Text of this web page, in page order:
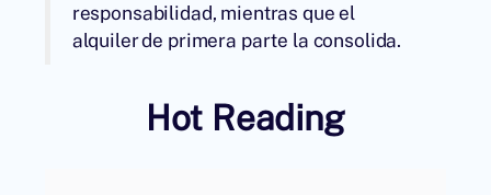
responsabilidad, mientras que el
alquiler de primera parte la consolida.
Hot Reading